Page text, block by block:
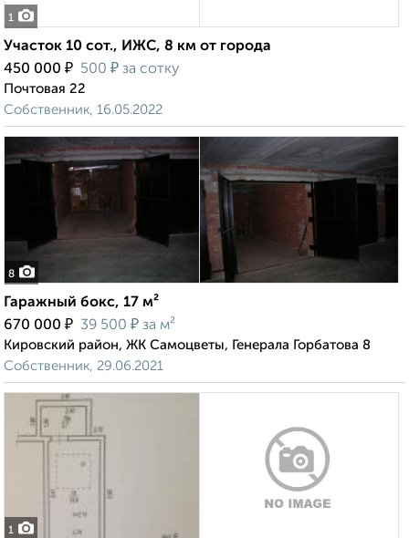
1
Участок 10 сот., ИЖС, 8 км от города
450 000 ₽ 500 ₽ за сотку
Почтовая 22
Собственник, 16.05.2022
8
Гаражный бокс, 17 м²
670 000 ₽ 39 500 ₽ за м²
Кировский район, ЖК Самоцветы, Генерала Горбатова 8
Собственник, 29.06.2021
1